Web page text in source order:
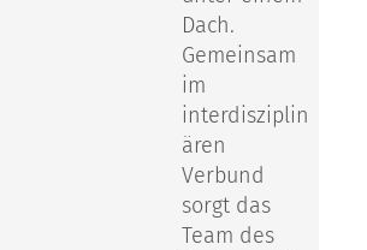
Dach.
Gemeinsam
im
interdisziplin
ären
Verbund
sorgt das
Team des